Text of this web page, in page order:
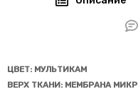
ЦВЕТ: МУЛЬТИКАМ
ВЕРХ ТКАНИ: МЕМБРАНА